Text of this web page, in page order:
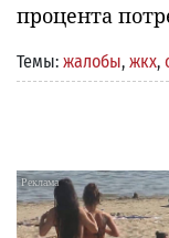
процента
Темы: жалобы, жкх,